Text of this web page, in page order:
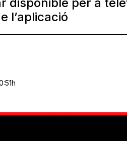
l’aplicació